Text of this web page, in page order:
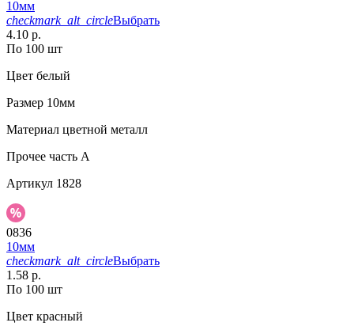
10мм
checkmark_alt_circleВыбрать
4.10 р.
По 100 шт
Цвет белый
Размер 10мм
Материал цветной металл
Прочее часть A
Артикул 1828
0836
10мм
checkmark_alt_circleВыбрать
1.58 р.
По 100 шт
Цвет красный